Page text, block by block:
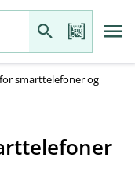
smarttelefoner og